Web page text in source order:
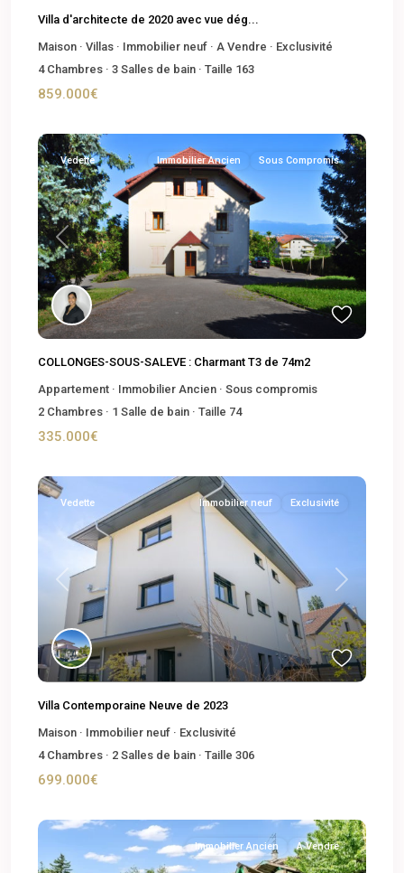
Villa d'architecte de 2020 avec vue dég...
Maison · Villas · Immobilier neuf · A Vendre · Exclusivité
4Chambres · 3 Salles de bain · Taille 163
859.000€
Previous Next
Vedette Immobilier Ancien Sous Compromis
COLLONGES-SOUS-SALEVE : Charmant T3 de 74m2
Appartement · Immobilier Ancien · Sous compromis
2 Chambres · 1 Salle de bain · Taille 74
335.000€
Previous Next
Vedette Immobilier neuf Exclusivité
Villa Contemporaine Neuve de 2023
Maison · Immobilier neuf · Exclusivité
4Chambres · 2 Salles de bain · Taille 306
699.000€
Immobilier Ancien A Vendre